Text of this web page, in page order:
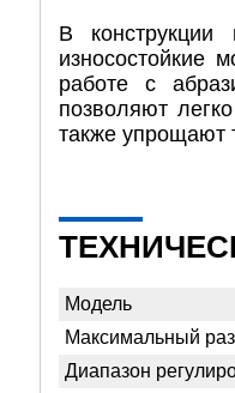
В конструкции
износостойкие
работе с
позволяют
также упрощают
Модель
Максимальный
Диапазон